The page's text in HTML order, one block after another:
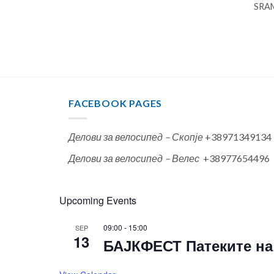
FACEBOOK PAGES
Делови за велосипед – Скопје +38971349134
Делови за велосипед – Велес +38977654496
Upcoming Events
SEP
13
09:00 - 15:00
БАЈКФЕСТ Патеките